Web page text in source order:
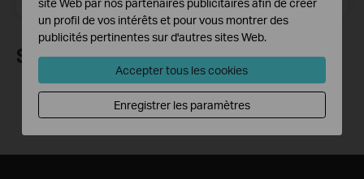
Suivez nous
un profil de vos intérêts et pour vous montrer des
publicités pertinentes sur d'autres sites Web.
Accepter tous les cookies
Enregistrer les paramètres